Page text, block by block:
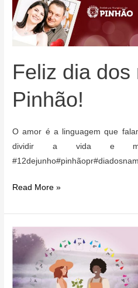
Feliz dia dos
Pinhão!
O amor é a linguagem que
dividir a vida e
Feliz
dos
namorados,
Pinhão!
Read More »